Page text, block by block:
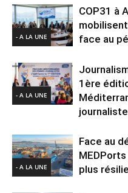
- A LA UNE
COP31 à
face au
- A LA UNE
1ère
- A LA UNE
Face au
plus